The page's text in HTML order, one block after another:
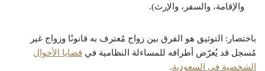
والإقامة، والسفر، والإرث).
باختصار: التوثيق هو الفرق بين زواج مُعترف به قانونًا وزواج غير
مُسجل قد يُعرّض أطرافه للمساءلة النظامية في قضايا الأحوال
الشخصية في السعودية.